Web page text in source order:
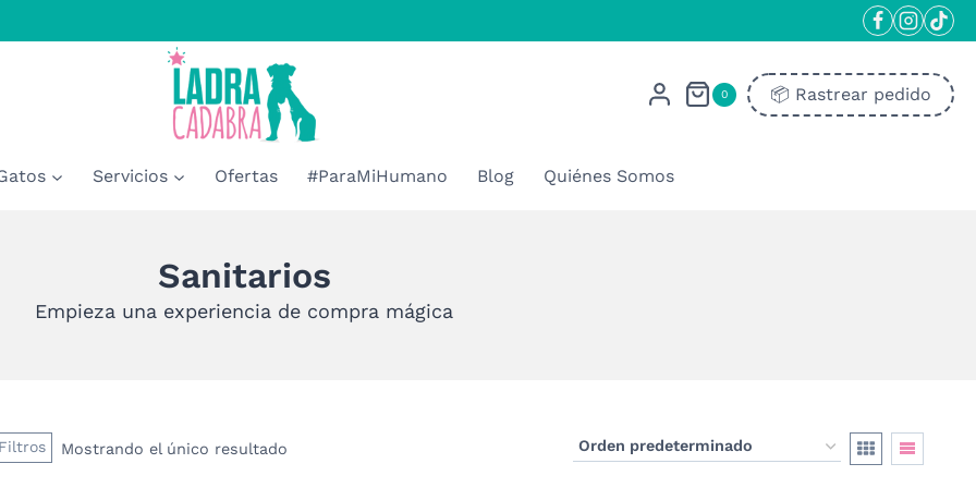
0 📦​ Rastrear pedido
Servicios Ofertas #ParaMiHumano Blog Quiénes Somos
Sanitarios
Empieza una experiencia de compra mágica
Filtros Mostrando el único resultado